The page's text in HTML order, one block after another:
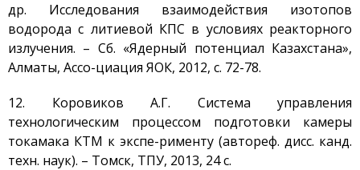
Деятельность в сфере
архитектуры,
градостроительства и
строительства
Использование атомной
Охрана окружающей
среды
др. Исследования взаимодействия изотопов
водорода с литиевой КПС в условиях реакторного
излучения. – Сб. «Ядерный потенциал Казахстана»,
Алматы, Ассо-циация ЯОК, 2012, с. 72-78.
12. Коровиков А.Г. Система управления
технологическим процессом подготовки камеры
токамака КТМ к экспе-рименту (автореф. дисс. канд.
техн. наук). – Томск, ТПУ, 2013, 24 с.